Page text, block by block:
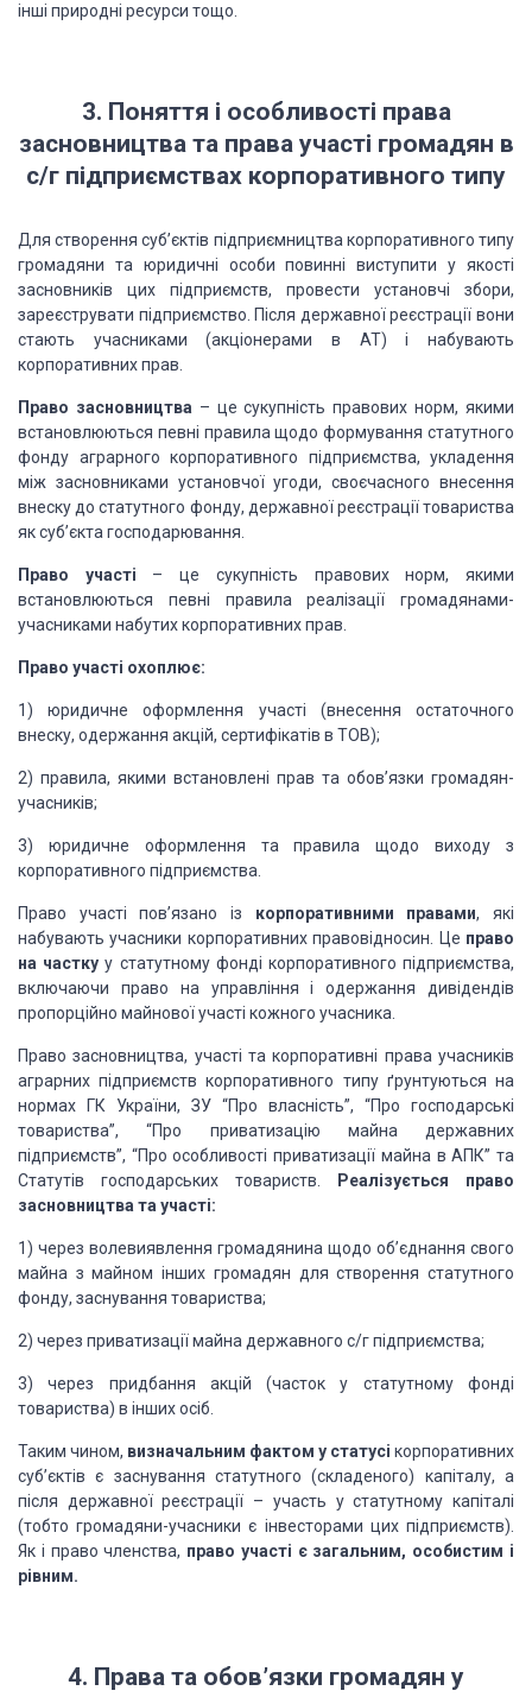
інші природні ресурси тощо.
3. Поняття і особливості права
засновництва та права участі громадян в
с/г підприємствах корпоративного типу
Для створення суб’єктів підприємництва корпоративного типу
громадяни та юридичні особи повинні виступити у якості
засновників цих підприємств, провести установчі збори,
зареєструвати підприємство. Після державної реєстрації вони
стають учасниками (акціонерами в АТ) і набувають
корпоративних прав.
Право засновництва – це сукупність правових норм, якими
встановлюються певні правила щодо формування статутного
фонду аграрного корпоративного підприємства, укладення
між засновниками установчої угоди, своєчасного внесення
внеску до статутного фонду, державної реєстрації товариства
як суб’єкта господарювання.
Право участі – це сукупність правових норм, якими
встановлюються певні правила реалізації громадянами-
учасниками набутих корпоративних прав.
Право участі охоплює:
1) юридичне оформлення участі (внесення остаточного
внеску, одержання акцій, сертифікатів в ТОВ);
2) правила, якими встановлені прав та обов’язки громадян-
учасників;
3) юридичне оформлення та правила щодо виходу з
корпоративного підприємства.
Право участі пов’язано із корпоративними правами, які
набувають учасники корпоративних правовідносин. Це право
на частку у статутному фонді корпоративного підприємства,
включаючи право на управління і одержання дивідендів
пропорційно майнової участі кожного учасника.
Право засновництва, участі та корпоративні права учасників
аграрних підприємств корпоративного типу ґрунтуються на
нормах ГК України, ЗУ “Про власність”, “Про господарські
товариства”, “Про приватизацію майна державних
підприємств”, “Про особливості приватизації майна в АПК” та
Статутів господарських товариств.
Реалізується право
засновництва та участі:
1) через волевиявлення громадянина щодо об’єднання свого
майна з майном інших громадян для створення статутного
фонду, заснування товариства;
2) через приватизації майна державного с/г підприємства;
3) через придбання акцій (часток у статутному фонді
товариства) в інших осіб.
Таким чином, визначальним фактом у статусі корпоративних
суб’єктів є заснування статутного (складеного) капіталу, а
після державної реєстрації – участь у статутному капіталі
(тобто громадяни-учасники є інвесторами цих підприємств).
Як і право членства, право участі є загальним, особистим і
рівним.
4. Права та обов’язки громадян у